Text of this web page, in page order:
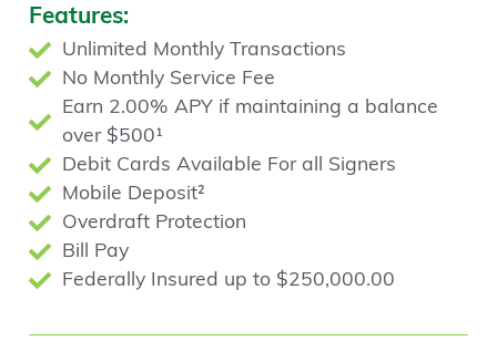
Features:
Unlimited Monthly Transactions
No Monthly Service Fee
Earn 2.00% APY if maintaining a balance
over $500¹
Debit Cards Available For all Signers
Mobile Deposit²
Overdraft Protection
Bill Pay
Federally Insured up to $250,000.00